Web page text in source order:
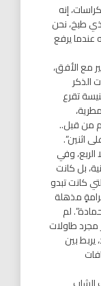
إنه
طبخ، نحن
عندما يرفع
مع الأفق،
الذكر
تقرع
من قبل..
اثنين”.
وفي
بل كانت
كانت تبدو
مذهلة
لم
مجرد طاولات
بين